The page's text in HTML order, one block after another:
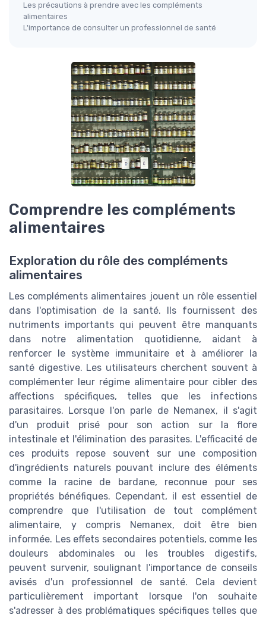
Les précautions à prendre avec les compléments
alimentaires
L'importance de consulter un professionnel de santé
Comprendre les compléments
alimentaires
Exploration du rôle des compléments
alimentaires
Les compléments alimentaires jouent un rôle essentiel
dans l'optimisation de la santé. Ils fournissent des
nutriments importants qui peuvent être manquants
dans notre alimentation quotidienne, aidant à
renforcer le système immunitaire et à améliorer la
santé digestive. Les utilisateurs cherchent souvent à
complémenter leur régime alimentaire pour cibler des
affections spécifiques, telles que les infections
parasitaires. Lorsque l'on parle de Nemanex, il s'agit
d'un produit prisé pour son action sur la flore
intestinale et l'élimination des parasites. L'efficacité de
ces produits repose souvent sur une composition
d'ingrédients naturels pouvant inclure des éléments
comme la racine de bardane, reconnue pour ses
propriétés bénéfiques. Cependant, il est essentiel de
comprendre que l'utilisation de tout complément
alimentaire, y compris Nemanex, doit être bien
informée. Les effets secondaires potentiels, comme les
douleurs abdominales ou les troubles digestifs,
peuvent survenir, soulignant l'importance de conseils
avisés d'un professionnel de santé. Cela devient
particulièrement important lorsque l'on souhaite
s'adresser à des problématiques spécifiques telles que